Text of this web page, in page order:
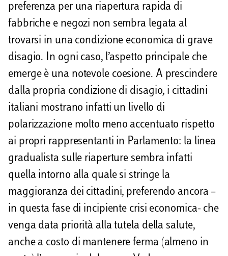
preferenza per una riapertura rapida di
fabbriche e negozi non sembra legata al
trovarsi in una condizione economica di grave
disagio. In ogni caso, l’aspetto principale che
emerge è una notevole coesione. A prescindere
dalla propria condizione di disagio, i cittadini
italiani mostrano infatti un livello di
polarizzazione molto meno accentuato rispetto
ai propri rappresentanti in Parlamento: la linea
gradualista sulle riaperture sembra infatti
quella intorno alla quale si stringe la
maggioranza dei cittadini, preferendo ancora –
in questa fase di incipiente crisi economica- che
venga data priorità alla tutela della salute,
anche a costo di mantenere ferma (almeno in